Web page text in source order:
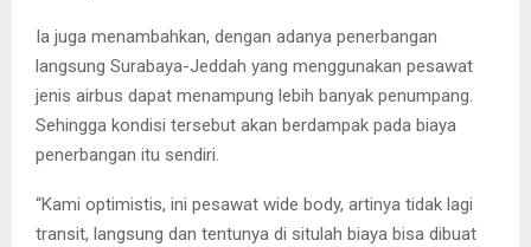
Ia juga menambahkan, dengan adanya penerbangan
langsung Surabaya-Jeddah yang menggunakan pesawat
jenis airbus dapat menampung lebih banyak penumpang.
Sehingga kondisi tersebut akan berdampak pada biaya
penerbangan itu sendiri.
“Kami optimistis, ini pesawat wide body, artinya tidak lagi
transit, langsung dan tentunya di situlah biaya bisa dibuat